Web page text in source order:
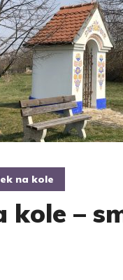
na kole
kole –